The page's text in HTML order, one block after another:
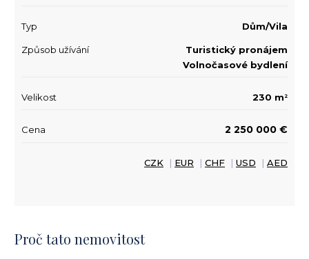
Proč tato nemovitost
Typ Dům/Vila
Způsob užívání
Turistický pronájem
Volnočasové bydlení
Velikost 230 m 2
Cena 2 250 000 €
CZK | EUR | CHF | USD | AED